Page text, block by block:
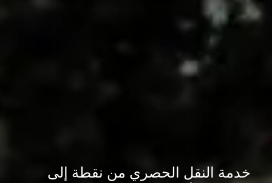
خدمة النقل الحصري من نقطة إلى